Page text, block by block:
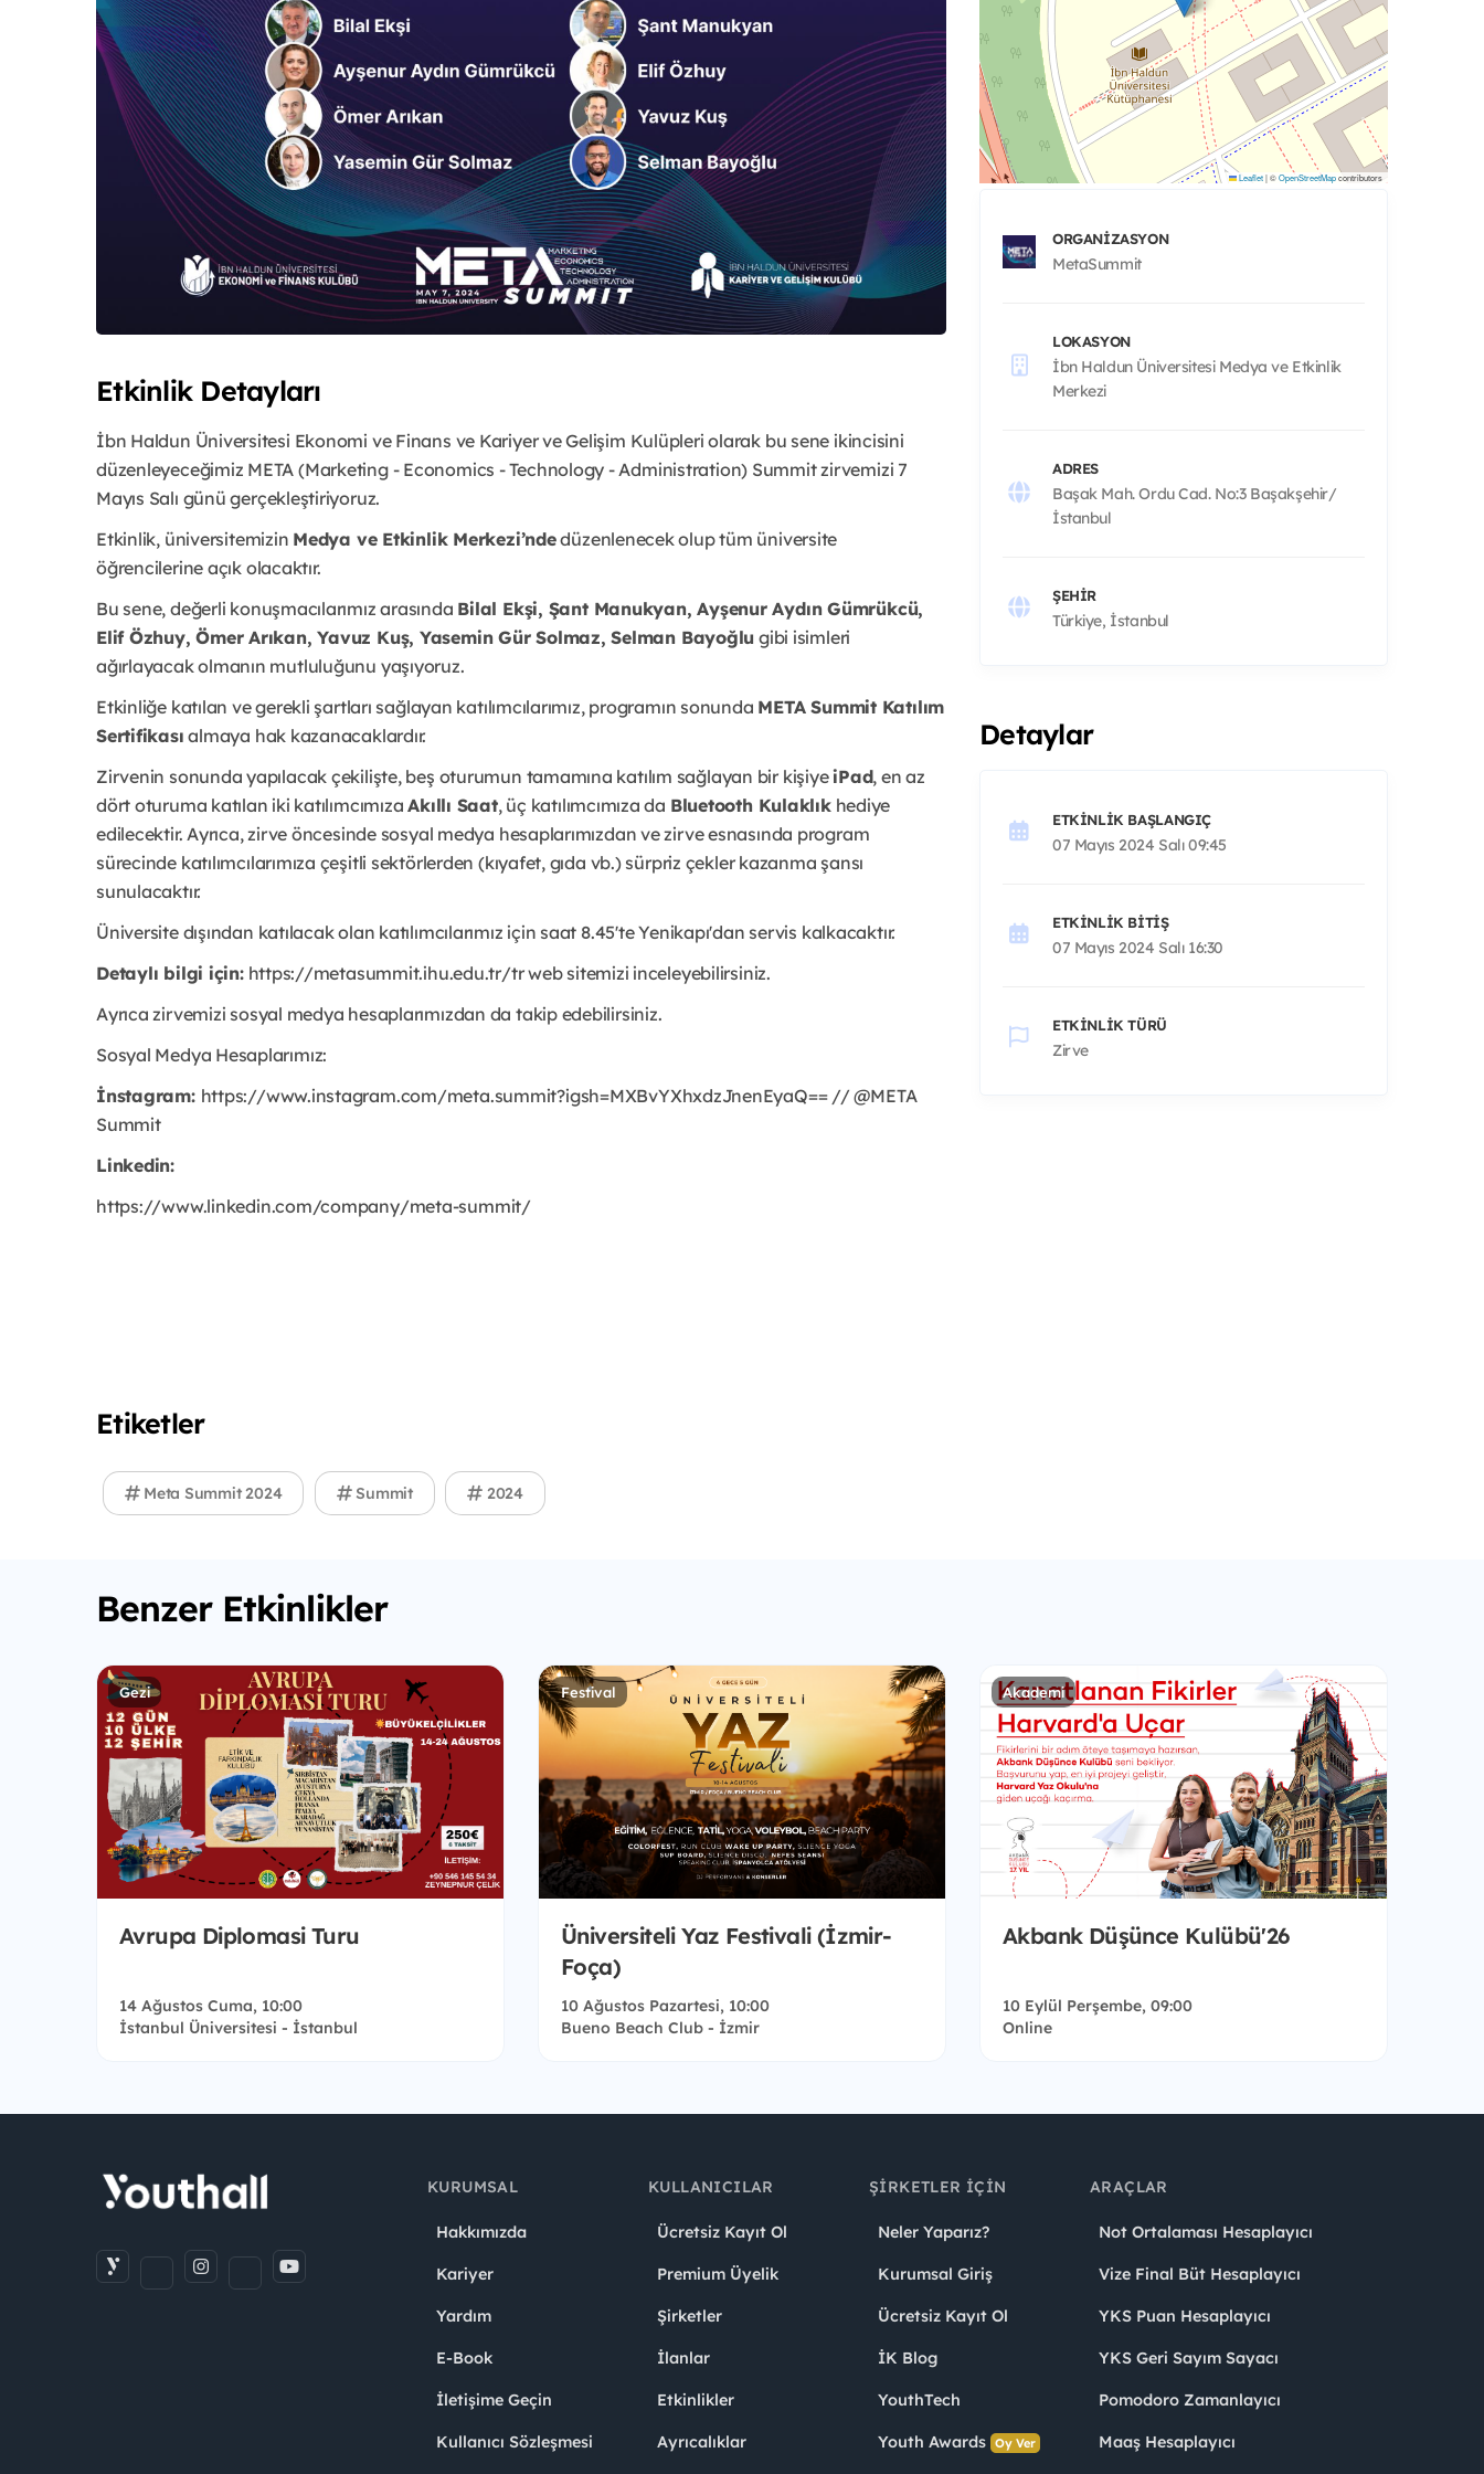
Etkinlik Detayları
İbn Haldun Üniversitesi Ekonomi ve Finans ve Kariyer ve Gelişim Kulüpleri olarak bu sene ikincisini
düzenleyeceğimiz META (Marketing - Economics - Technology - Administration) Summit zirvemizi 7
Mayıs Salı günü gerçekleştiriyoruz.
Etkinlik, üniversitemizin Medya ve Etkinlik Merkezi’ndedüzenlenecek olup tüm üniversite
öğrencilerine açık olacaktır.
Bu sene, değerli konuşmacılarımız arasında Bilal Ekşi, Şant Manukyan, Ayşenur Aydın Gümrükcü,
Elif Özhuy, Ömer Arıkan, Yavuz Kuş, Yasemin Gür Solmaz, Selman Bayoğlu gibi isimleri
ağırlayacak olmanın mutluluğunu yaşıyoruz.
Etkinliğe katılan ve gerekli şartları sağlayan katılımcılarımız, programın sonunda META Summit Katılım
Sertifikası almaya hak kazanacaklardır.
Zirvenin sonunda yapılacak çekilişte, beş oturumun tamamına katılım sağlayan bir kişiyeiPad, en az
dört oturuma katılan iki katılımcımızaAkıllı Saat, üç katılımcımıza da Bluetooth Kulaklıkhediye
edilecektir. Ayrıca, zirve öncesinde sosyal medya hesaplarımızdan ve zirve esnasında program
sürecinde katılımcılarımıza çeşitli sektörlerden (kıyafet, gıda vb.) sürpriz çekler kazanma şansı
sunulacaktır.
Üniversite dışından katılacak olan katılımcılarımız için saat 8.45'te Yenikapı'dan servis kalkacaktır.
Detaylı bilgi için:https://metasummit.ihu.edu.tr/tr web sitemizi inceleyebilirsiniz.
Ayrıca zirvemizi sosyal medya hesaplarımızdan da takip edebilirsiniz.
Sosyal Medya Hesaplarımız:
İnstagram: https://www.instagram.com/meta.summit?igsh=MXBvYXhxdzJnenEyaQ== // @META
Summit
Linkedin:
https://www.linkedin.com/company/meta-summit/
Etiketler
Meta Summit 2024 Summit 2024
Leaflet|©OpenStreetMapcontributors
ORGANIZASYON
MetaSummit
LOKASYON
İbn Haldun Üniversitesi Medya ve Etkinlik
Merkezi
ADRES
Başak Mah. Ordu Cad. No:3 Başakşehir/
İstanbul
ŞEHIR
Türkiye, İstanbul
Detaylar
ETKINLIK BAŞLANGIÇ
07 Mayıs 2024 Salı 09:45
ETKINLIK BITIŞ
07 Mayıs 2024 Salı 16:30
ETKINLIK TÜRÜ
Zirve
Benzer Etkinlikler
Gezi
Avrupa Diplomasi Turu
14 Ağustos Cuma, 10:00
İstanbul Üniversitesi - İstanbul
Festival
Üniversiteli Yaz Festivali (İzmir-
Foça)
10 Ağustos Pazartesi, 10:00
Bueno Beach Club - İzmir
Akademi
Akbank Düşünce Kulübü'26
10 Eylül Perşembe, 09:00
Online
KURUMSAL
Hakkımızda
Kariyer
Yardım
E-Book
İletişime Geçin
Kullanıcı Sözleşmesi
KULLANICILAR
Ücretsiz Kayıt Ol
Premium Üyelik
Şirketler
İlanlar
Etkinlikler
Ayrıcalıklar
ŞIRKETLER İÇIN
Neler Yaparız?
Kurumsal Giriş
Ücretsiz Kayıt Ol
İK Blog
YouthTech
Youth Awards Oy Ver
ARAÇLAR
Not Ortalaması Hesaplayıcı
Vize Final Büt Hesaplayıcı
YKS Puan Hesaplayıcı
YKS Geri Sayım Sayacı
Pomodoro Zamanlayıcı
Maaş Hesaplayıcı